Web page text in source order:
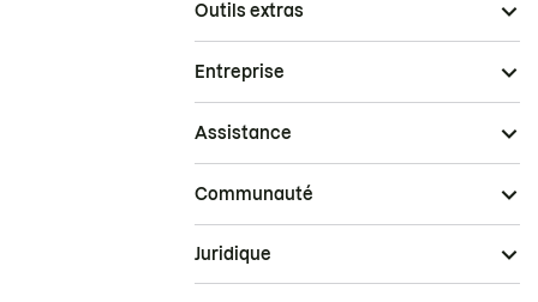
Outils extras
Entreprise
Assistance
Communauté
Juridique